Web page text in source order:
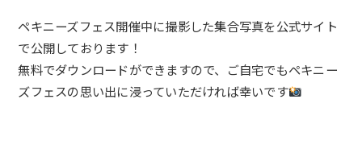
ペキニーズフェス開催中に撮影した集合写真を公式サイト
で公開しております！
無料でダウンロードができますので、ご自宅でもペキニー
ズフェスの思い出に浸っていただければ幸いです